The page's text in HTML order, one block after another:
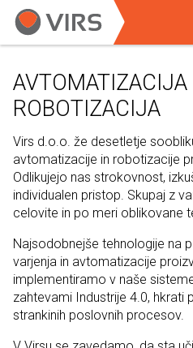
AVTOMATIZACIJA
ROBOTIZACIJA
Virs d.o.o. že desetletje
avtomatizacije in robotizacije
Odlikujejo nas strokovnost,
individualen pristop. Skupaj z
celovite in po meri oblikovane
Najsodobnejše tehnologije na
varjenja in avtomatizacije
implementiramo v naše
zahtevami Industrije 4.0,
strankinih poslovnih procesov.